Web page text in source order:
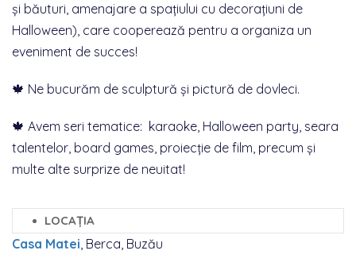
și băuturi, amenajare a spațiului cu decorațiuni de
Halloween), care cooperează pentru a organiza un
eveniment de succes!
🍁 Ne bucurăm de sculptură și pictură de dovleci.
🍁 Avem seri tematice: karaoke, Halloween party, seara
talentelor, board games, proiecție de film, precum și
multe alte surprize de neuitat!
LOCAȚIA
Casa Matei, Berca, Buzău